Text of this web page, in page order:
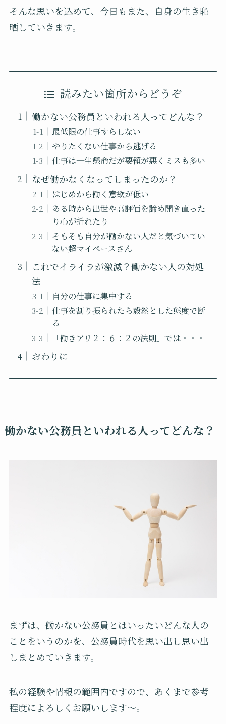
そんな思いを込めて、今日もまた、自身の生き恥
晒していきます。
読みたい箇所からどうぞ
働かない公務員といわれる人ってどんな？
最低限の仕事すらしない
やりたくない仕事から逃げる
仕事は一生懸命だが要領が悪くミスも多い
なぜ働かなくなってしまったのか？
はじめから働く意欲が低い
ある時から出世や高評価を諦め開き直った
り心が折れたり
そもそも自分が働かない人だと気づいてい
ない超マイペースさん
これでイライラが激減？働かない人の対処
法
自分の仕事に集中する
仕事を割り振られたら毅然とした態度で断
る
「働きアリ２：６：２の法則」では・・・
おわりに
働かない公務員といわれる人ってどんな？
まずは、働かない公務員とはいったいどんな人の
ことをいうのかを、公務員時代を思い出し思い出
しまとめていきます。
私の経験や情報の範囲内ですので、あくまで参考
程度によろしくお願いします〜。